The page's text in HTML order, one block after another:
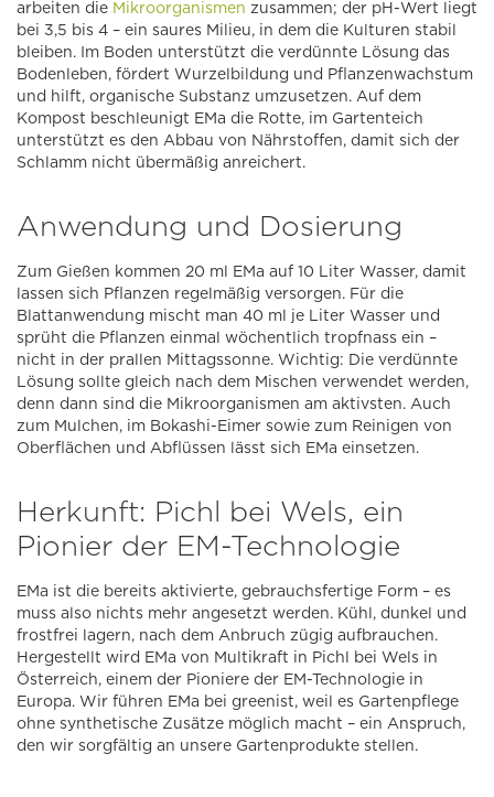
arbeiten die Mikroorganismen zusammen; der pH-Wert liegt
bei 3,5 bis 4 – ein saures Milieu, in dem die Kulturen stabil
bleiben. Im Boden unterstützt die verdünnte Lösung das
Bodenleben, fördert Wurzelbildung und Pflanzenwachstum
und hilft, organische Substanz umzusetzen. Auf dem
Kompost beschleunigt EMa die Rotte, im Gartenteich
unterstützt es den Abbau von Nährstoffen, damit sich der
Schlamm nicht übermäßig anreichert.
Anwendung und Dosierung
Zum Gießen kommen 20 ml EMa auf 10 Liter Wasser, damit
lassen sich Pflanzen regelmäßig versorgen. Für die
Blattanwendung mischt man 40 ml je Liter Wasser und
sprüht die Pflanzen einmal wöchentlich tropfnass ein –
nicht in der prallen Mittagssonne. Wichtig: Die verdünnte
Lösung sollte gleich nach dem Mischen verwendet werden,
denn dann sind die Mikroorganismen am aktivsten. Auch
zum Mulchen, im Bokashi-Eimer sowie zum Reinigen von
Oberflächen und Abflüssen lässt sich EMa einsetzen.
Herkunft: Pichl bei Wels, ein
Pionier der EM-Technologie
EMa ist die bereits aktivierte, gebrauchsfertige Form – es
muss also nichts mehr angesetzt werden. Kühl, dunkel und
frostfrei lagern, nach dem Anbruch zügig aufbrauchen.
Hergestellt wird EMa von Multikraft in Pichl bei Wels in
Österreich, einem der Pioniere der EM-Technologie in
Europa. Wir führen EMa bei greenist, weil es Gartenpflege
ohne synthetische Zusätze möglich macht – ein Anspruch,
den wir sorgfältig an unsere Gartenprodukte stellen.